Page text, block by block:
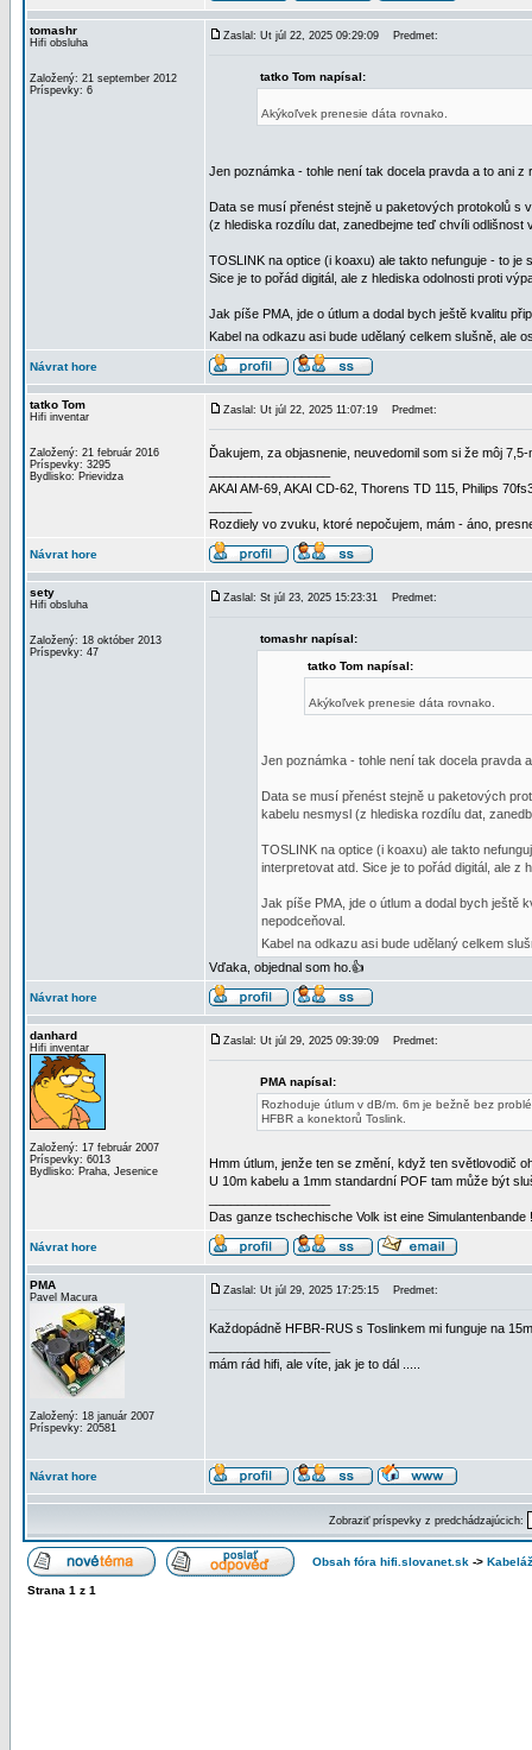
tomashr
Hifi obsluha
Založený: 21 september 2012
Príspevky: 6
Zaslal: Ut júl 22, 2025 09:29:09 Predmet:
tatko Tom napísal:
Akýkoľvek prenesie dáta rovnako.
Jen poznámka - tohle není tak docela pravda a to ani
Data se musí přenést stejně u paketových protokolů s
(z hlediska rozdílu dat, zanedbejme teď chvíli
TOSLINK na optice (i koaxu) ale takto nefunguje - to
Sice je to pořád digitál, ale z hlediska odolnosti proti
Jak píše PMA, jde o útlum a dodal bych ještě kvalitu
Kabel na odkazu asi bude udělaný celkem slušně, ale
Návrat hore
tatko Tom
Hifi inventar
Založený: 21 február 2016
Príspevky: 3295
Bydlisko: Prievidza
Zaslal: Ut júl 22, 2025 11:07:19 Predmet:
Ďakujem, za objasnenie, neuvedomil som si že môj
AKAI AM-69, AKAI CD-62, Thorens TD 115, Philips
Rozdiely vo zvuku, ktoré nepočujem, mám - áno,
Návrat hore
sety
Hifi obsluha
Založený: 18 október 2013
Príspevky: 47
Zaslal: St júl 23, 2025 15:23:31 Predmet:
tomashr napísal:
tatko Tom napísal:
Akýkoľvek prenesie dáta rovnako.
Jen poznámka - tohle není tak docela pravda
Data se musí přenést stejně u paketových
kabelu nesmysl (z hlediska rozdílu dat,
TOSLINK na optice (i koaxu) ale takto
interpretovat atd. Sice je to pořád digitál, ale z
Jak píše PMA, jde o útlum a dodal bych ještě
nepodceňoval.
Kabel na odkazu asi bude udělaný celkem
Vďaka, objednal som ho.👍
Návrat hore
danhard
Hifi inventar
Založený: 17 február 2007
Príspevky: 6013
Bydlisko: Praha, Jesenice
Zaslal: Ut júl 29, 2025 09:39:09 Predmet:
PMA napísal:
Rozhoduje útlum v dB/m. 6m je bežně bez
HFBR a konektorů Toslink.
Hmm útlum, jenže ten se změní, když ten světlovodič
U 10m kabelu a 1mm standardní POF tam může být
Das ganze tschechische Volk ist eine Simulantenbande !
Návrat hore
PMA
Pavel Macura
Založený: 18 január 2007
Príspevky: 20581
Zaslal: Ut júl 29, 2025 17:25:15 Predmet:
Každopádně HFBR-RUS s Toslinkem mi funguje na
mám rád hifi, ale víte, jak je to dál .....
Návrat hore
Zobraziť príspevky z predchádzajúcich:
Obsah fóra hifi.slovanet.sk -> Kabeláž
Strana 1 z 1